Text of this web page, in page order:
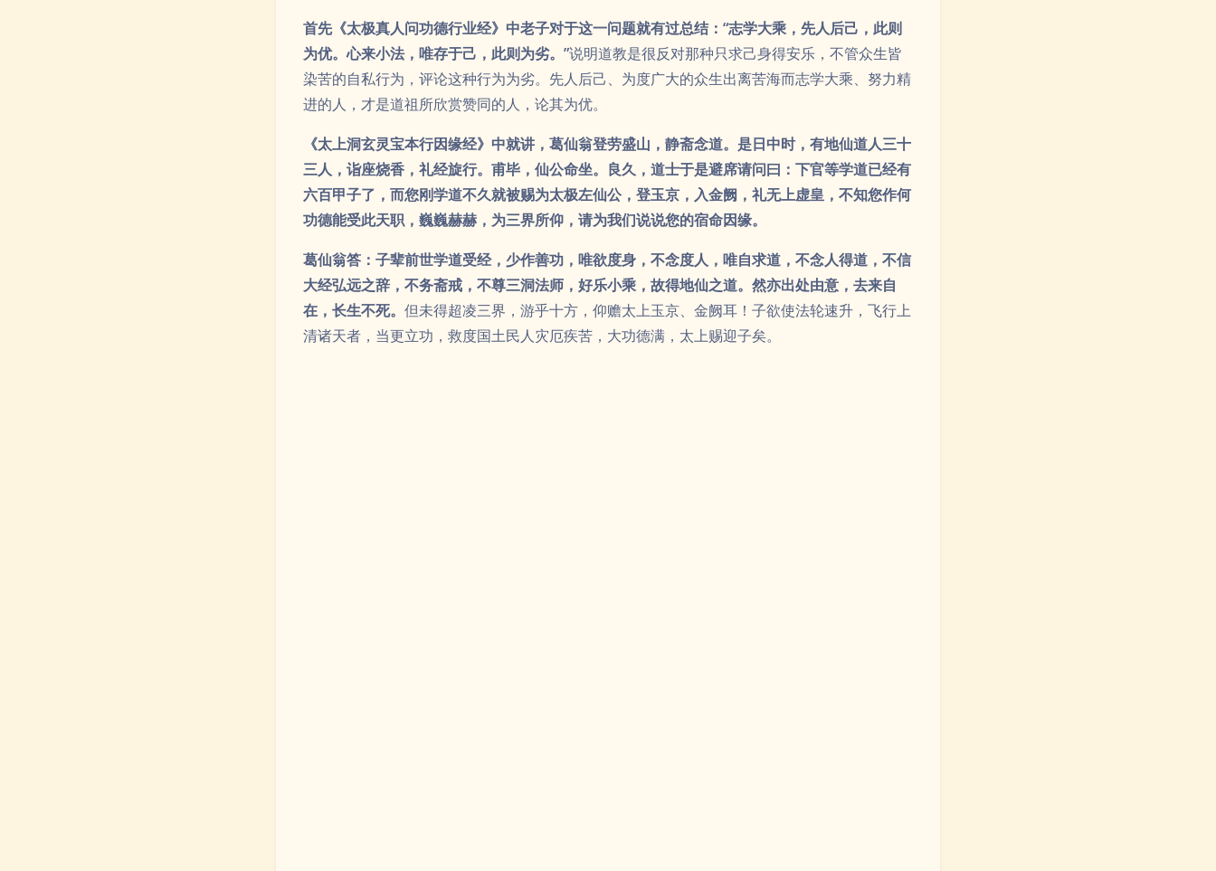
首先《太极真人问功德行业经》中老子对于这一问题就有过总结：“志学大乘，先人后己，此则
为优。心来小法，唯存于己，此则为劣。”说明道教是很反对那种只求己身得安乐，不管众生皆
染苦的自私行为，评论这种行为为劣。先人后己、为度广大的众生出离苦海而志学大乘、努力精
进的人，才是道祖所欣赏赞同的人，论其为优。
《太上洞玄灵宝本行因缘经》中就讲，葛仙翁登劳盛山，静斋念道。是日中时，有地仙道人三十
三人，诣座烧香，礼经旋行。甫毕，仙公命坐。良久，道士于是避席请问曰：下官等学道已经有
六百甲子了，而您刚学道不久就被赐为太极左仙公，登玉京，入金阙，礼无上虚皇，不知您作何
功德能受此天职，巍巍赫赫，为三界所仰，请为我们说说您的宿命因缘。
葛仙翁答：子辈前世学道受经，少作善功，唯欲度身，不念度人，唯自求道，不念人得道，不信
大经弘远之辞，不务斋戒，不尊三洞法师，好乐小乘，故得地仙之道。然亦出处由意，去来自
在，长生不死。 但未得超凌三界，游乎十方，仰赡太上玉京、金阙耳！子欲使法轮速升，飞行上
清诸天者，当更立功，救度国土民人灾厄疾苦，大功德满，太上赐迎子矣。